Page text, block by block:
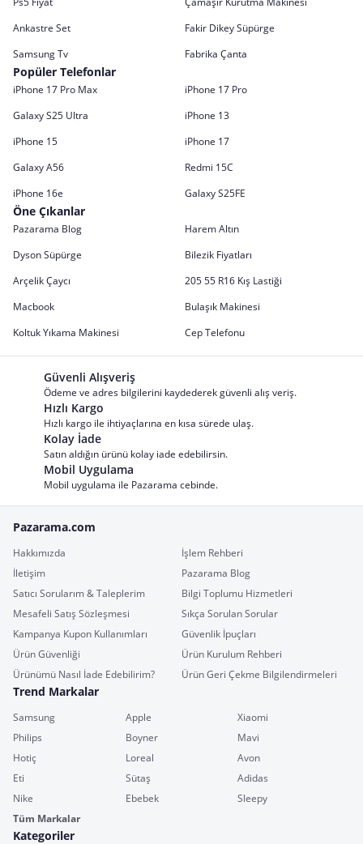
Ankastre Set
Fakir Dikey Süpürge
Samsung Tv
Fabrika Çanta
Popüler Telefonlar
iPhone 17 Pro Max
iPhone 17 Pro
Galaxy S25 Ultra
iPhone 13
iPhone 15
iPhone 17
Galaxy A56
Redmi 15C
iPhone 16e
Galaxy S25FE
Öne Çıkanlar
Pazarama Blog
Harem Altın
Dyson Süpürge
Bilezik Fiyatları
Arçelik Çaycı
205 55 R16 Kış Lastiği
Macbook
Bulaşık Makinesi
Koltuk Yıkama Makinesi
Cep Telefonu
Güvenli Alışveriş
Ödeme ve adres bilgilerini kaydederek güvenli alış veriş.
Hızlı Kargo
Hızlı kargo ile ihtiyaçlarına en kısa sürede ulaş.
Kolay İade
Satın aldığın ürünü kolay iade edebilirsin.
Mobil Uygulama
Mobil uygulama ile Pazarama cebinde.
Pazarama.com
Hakkımızda
İşlem Rehberi
İletişim
Pazarama Blog
Satıcı Sorularım & Taleplerim
Bilgi Toplumu Hizmetleri
Mesafeli Satış Sözleşmesi
Sıkça Sorulan Sorular
Kampanya Kupon Kullanımları
Güvenlik İpuçları
Ürün Güvenliği
Ürün Kurulum Rehberi
Ürünümü Nasıl İade Edebilirim?
Ürün Geri Çekme Bilgilendirmeleri
Trend Markalar
Samsung Apple
Xiaomi
Philips
Boyner
Mavi
Hotiç
Loreal
Avon
Eti
Sütaş
Adidas
Nike
Ebebek
Sleepy
Tüm Markalar
Kategoriler